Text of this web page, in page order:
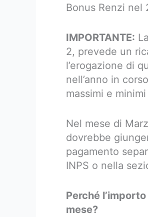
Bonus Renzi nel
IMPORTANTE:
2, prevede un
l’erogazione di
nell’anno in
massimi e minimi
Nel mese di
dovrebbe
pagamento
INPS o nella
Perché
mese?